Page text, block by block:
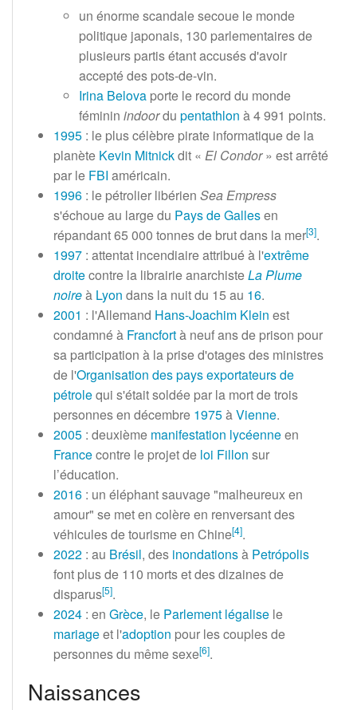
un énorme scandale secoue le monde
politique japonais, 130 parlementaires de
plusieurs partis étant accusés d'avoir
accepté des pots-de-vin.
Irina Belova porte le record du monde
féminin indoordu pentathlon à4 991 points.
1995 : le plus célèbre pirate informatique de la
planète Kevin Mitnickdit « El Condor » est arrêté
par le FBI américain.
1996 : le pétrolier libérien Sea Empress
s'échoue au large du Pays de Gallesen
répandant65 000 tonnesde brut dans la mer[3].
1997 : attentat incendiaire attribué à l'extrême
droitecontre la librairie anarchisteLa Plume
noireà Lyon dans la nuit du 15 au 16.
2001 : l'Allemand Hans-Joachim Klein est
condamné à Francfortà neuf ans de prison pour
sa participation à la prise d'otages des ministres
de l'Organisation des pays exportateurs de
pétrolequi s'était soldée par la mort de trois
personnes en décembre 1975àVienne.
2005 : deuxième manifestation lycéenneen
Francecontre le projet de loi Fillon sur
l’éducation.
2016 : un éléphant sauvage "malheureux en
amour" se met en colère en renversant des
véhicules de tourisme en Chine[4].
2022 : au Brésil, des inondationsà Petrópolis
font plus de 110 morts et des dizaines de
disparus[5].
2024 : en Grèce, le Parlement légalise le
mariageet l'adoption pour les couples de
personnes du même sexe[6].
Naissances